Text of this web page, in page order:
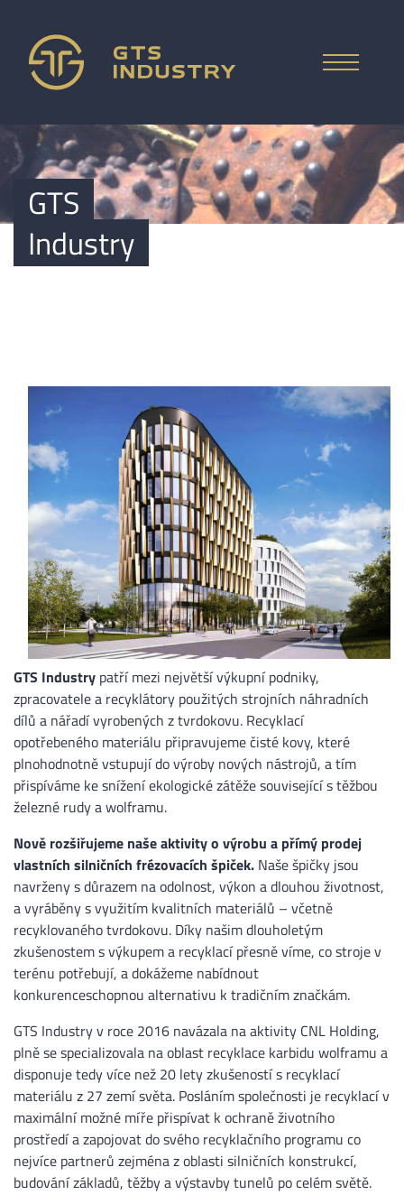
ENGLISH
DEUTSCH
中文
中文
ESPAÑOL
РУССКИЙ
ITALIANO
DEUTSCH
ENGLISH
ÚVOD
CO VYKUPUJEME
KONTAKT
GTS
Industry
GTS Industry patří mezi největší výkupní podniky,
zpracovatele a recyklátory použitých strojních náhradních
dílů a nářadí vyrobených z tvrdokovu. Recyklací
opotřebeného materiálu připravujeme čisté kovy, které
plnohodnotně vstupují do výroby nových nástrojů, a tím
přispíváme ke snížení ekologické zátěže související s těžbou
železné rudy a wolframu.
Nově rozšiřujeme naše aktivity o výrobu a přímý prodej
vlastních silničních frézovacích špiček. Naše špičky jsou
navrženy s důrazem na odolnost, výkon a dlouhou životnost,
a vyráběny s využitím kvalitních materiálů – včetně
recyklovaného tvrdokovu. Díky našim dlouholetým
zkušenostem s výkupem a recyklací přesně víme, co stroje v
terénu potřebují, a dokážeme nabídnout
konkurenceschopnou alternativu k tradičním značkám.
GTS Industry v roce 2016 navázala na aktivity CNL Holding,
plně se specializovala na oblast recyklace karbidu wolframu a
disponuje tedy více než 20 lety zkušeností s recyklací
materiálu z 27 zemí světa. Posláním společnosti je recyklací v
maximální možné míře přispívat k ochraně životního
prostředí a zapojovat do svého recyklačního programu co
nejvíce partnerů zejména z oblasti silničních konstrukcí,
budování základů, těžby a výstavby tunelů po celém světě.